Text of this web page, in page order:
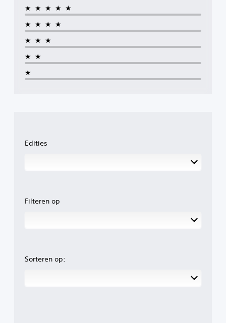
★★★★★
★★★★
★★★
★★
★
Edities
Filteren op
Sorteren op: